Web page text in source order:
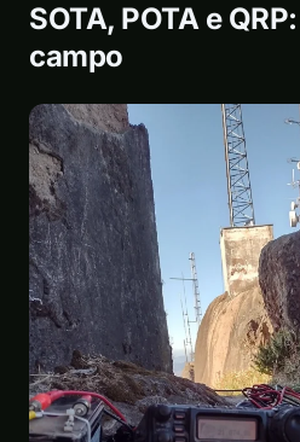
SOTA, POTA e
campo